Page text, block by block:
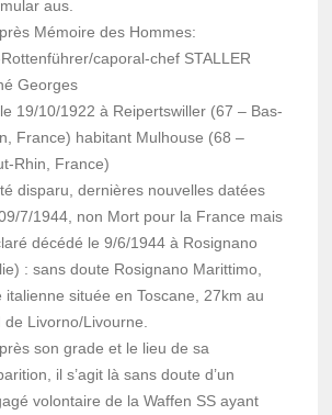
aus.
Mémoire des Hommes:
caporal-chef STALLER
Georges
19/10/1922 à Reipertswiller (67 – Bas-
France) habitant Mulhouse (68 –
Rhin, France)
disparu, dernières nouvelles datées
7/1944, non Mort pour la France mais
décédé le 9/6/1944 à Rosignano
: sans doute Rosignano Marittimo,
italienne située en Toscane, 27km au
de Livorno/Livourne.
son grade et le lieu de sa
il s’agit là sans doute d’un
volontaire de la Waffen SS ayant